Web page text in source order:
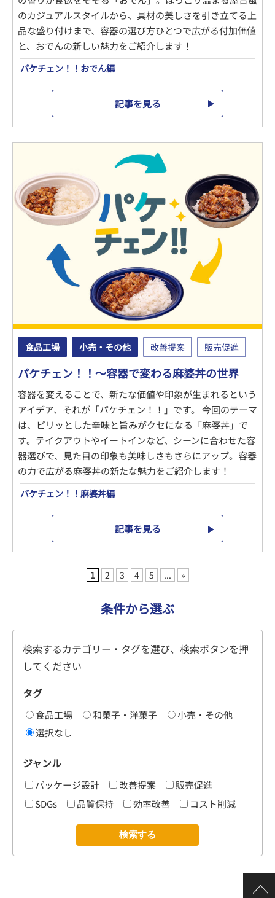
のカジュアルスタイルから、具材の美しさを引き立てる上
品な盛り付けまで、容器の選び方ひとつで広がる付加価値
と、おでんの新しい魅力をご紹介します！
パケチェン！！おでん編
記事を見る
食品工場 小売・その他 改善提案 販売促進
パケチェン！！～容器で変わる麻婆丼の世界
容器を変えることで、新たな価値や印象が生まれるという
アイデア、それが「パケチェン！！」です。 今回のテーマ
は、ピリッとした辛味と旨みがクセになる「麻婆丼」で
す。テイクアウトやイートインなど、シーンに合わせた容
器選びで、見た目の印象も美味しさもさらにアップ。容器
の力で広がる麻婆丼の新たな魅力をご紹介します！
パケチェン！！麻婆丼編
記事を見る
1 2 3 4 5 ... »
条件から選ぶ
検索するカテゴリー・タグを選び、検索ボタンを押
してください
タグ
食品工場 和菓子・洋菓子
小売・その他
選択なし
ジャンル
パッケージ設計 改善提案
販売促進
SDGs
品質保持 効率改善 コスト削減